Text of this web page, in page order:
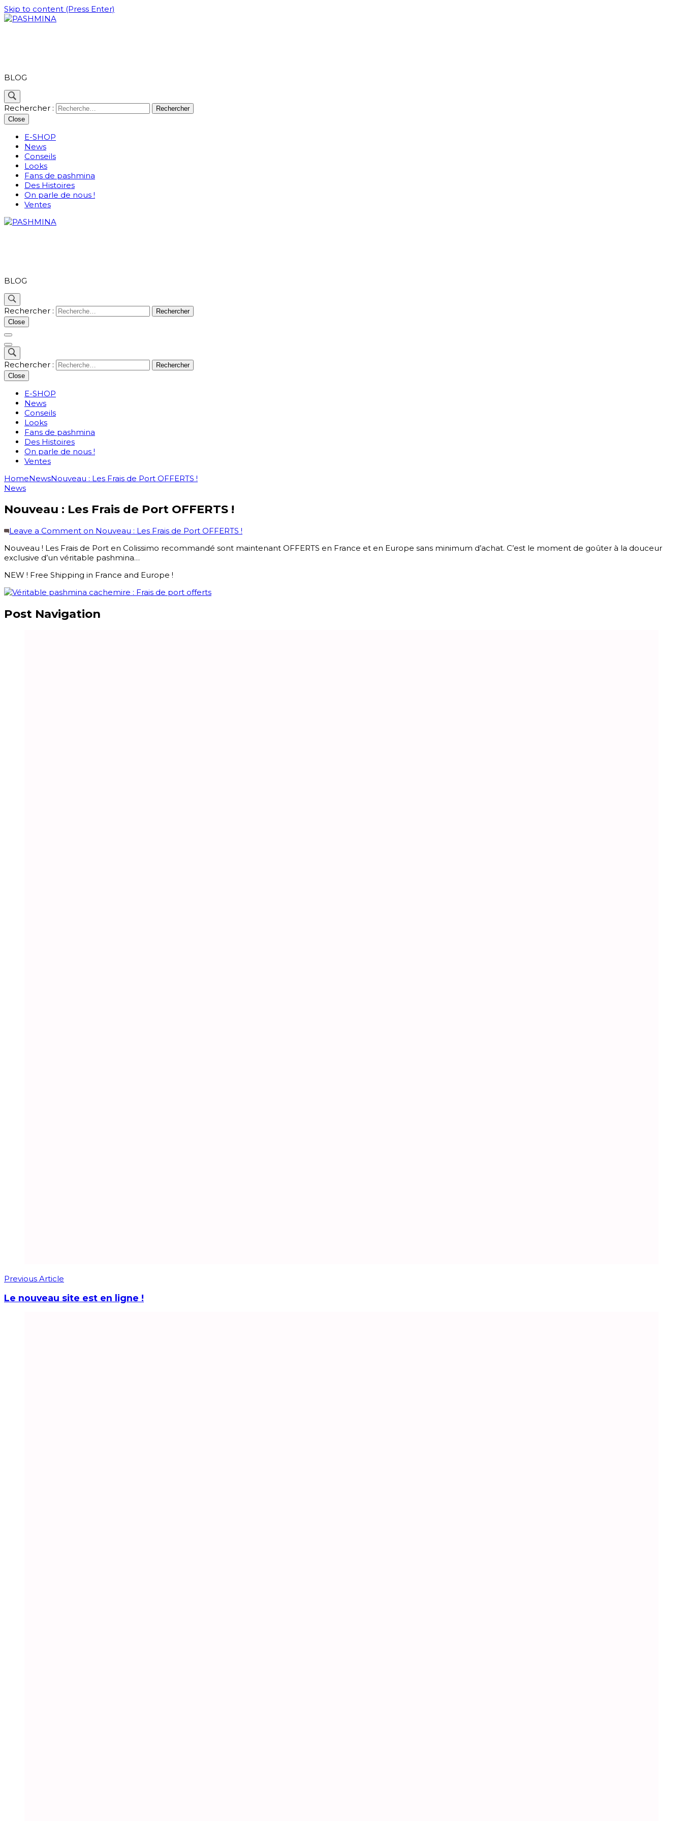
Skip to content (Press Enter)
BLOG
Rechercher :
Close
E-SHOP
News
Conseils
Looks
Fans de pashmina
Des Histoires
On parle de nous !
Ventes
BLOG
Rechercher :
Close
Rechercher :
Close
E-SHOP
News
Conseils
Looks
Fans de pashmina
Des Histoires
On parle de nous !
Ventes
HomeNewsNouveau : Les Frais de Port OFFERTS !
News
Nouveau : Les Frais de Port OFFERTS !
Leave a Comment on Nouveau : Les Frais de Port OFFERTS !
Nouveau ! Les Frais de Port en Colissimo recommandé sont maintenant OFFERTS en France et en Europe sans minimum d’achat. C’est le moment de goûter à la douceur
exclusive d’un véritable pashmina…
NEW ! Free Shipping in France and Europe !
Post Navigation
Previous Article
Le nouveau site est en ligne !